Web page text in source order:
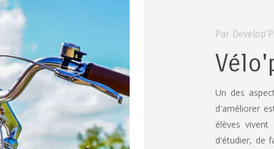
Par
Un des
d'améliorer
élèves
d'étudier, de